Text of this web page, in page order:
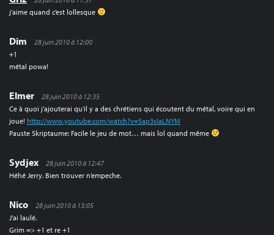
j’aime quand c’est lollesque
Dim
28 juin 2010 à 12:00
+1
métal powa!
Elmer
28 juin 2010 à 12:35
Ce à quoi j’ajouterai qu’il y a des chrétiens qui écoutent du métal, voire qui en
joue! http://www.youtube.com/watch?v=5ap3sIaLNYM
Pauste Skriptaume: Facile le jeu de mot… mais lol quand même
Sydjex
28 juin 2010 à 12:47
Héhé Jerry. Bien trouver n’empeche.
Nico
28 juin 2010 à 13:05
J’ai laulé.
Grim => +1 et re +1